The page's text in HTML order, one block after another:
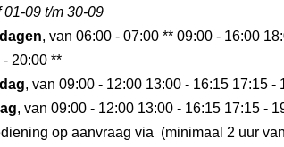
01-09 t/m 30-09
, van 06:00 - 07:00 ** 09:00 - 16:00
- 20:00 **
, van 09:00 - 12:00 13:00 - 16:15 17:15 -
, van 09:00 - 12:00 13:00 - 16:15 17:15 -
op aanvraag via (minimaal 2 uur